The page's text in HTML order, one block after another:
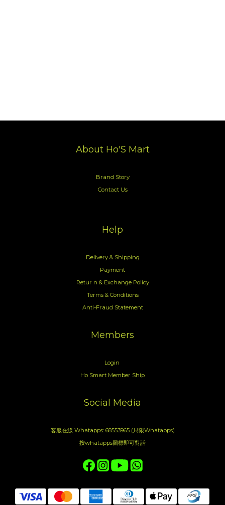
About Ho'S Mart
Brand Story
Contact Us
Help
Delivery & Shipping
Payment
Retur n & Exchange Policy
Terms & Conditions
Anti-Fraud Statement
Members
Login
Ho Smart Member Ship
Social Media
客服在線 Whatapps: 68553965 (只限Whatapps)
按whatapps圖標即可對話